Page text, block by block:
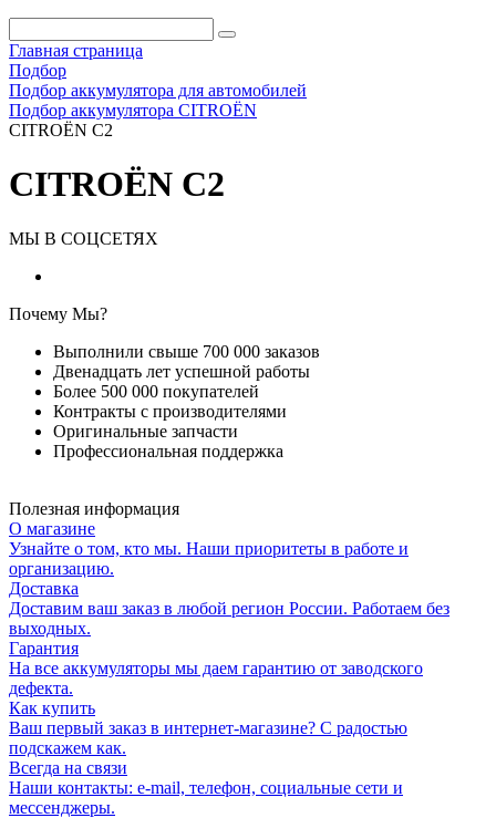
Главная страница
Подбор
Подбор аккумулятора для автомобилей
Подбор аккумулятора CITROËN
CITROËN C2
CITROËN C2
МЫ В СОЦСЕТЯХ
Почему Мы?
Выполнили свыше 700 000 заказов
Двенадцать лет успешной работы
Более 500 000 покупателей
Контракты с производителями
Оригинальные запчасти
Профессиональная поддержка
Полезная информация
О магазине
Узнайте о том, кто мы. Наши приоритеты в работе и
организацию.
Доставка
Доставим ваш заказ в любой регион России. Работаем без
выходных.
Гарантия
На все аккумуляторы мы даем гарантию от заводского
дефекта.
Как купить
Ваш первый заказ в интернет-магазине? С радостью
подскажем как.
Всегда на связи
Наши контакты: e-mail, телефон, социальные сети и
мессенджеры.